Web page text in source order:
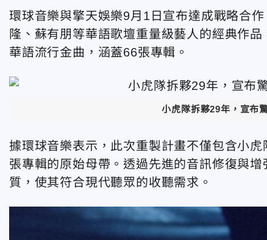
環球音樂與擎天娛樂9月1日宣布達成戰略合
隆、蘇有朋等華語歌壇重量級藝人的經典作
華語流行金曲，涵蓋66張專輯。
小虎隊拆夥29年，宣布
據環球音樂表示，此次重製計畫不僅包含小
張專輯的原始母帶。透過先進的音訊修復與
質，使其符合現代聽眾的收聽需求。